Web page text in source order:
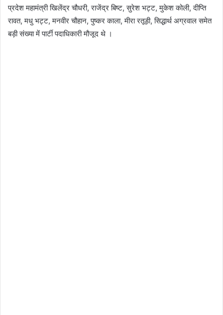
प्रदेश महामंत्री खिलेंद्र चौधरी, राजेंद्र बिष्ट, सुरेश भट्ट, मुकेश कोली, दीप्ति
रावत, मधु भट्ट, मनवीर चौहान, पुष्कर काला, मीरा रतूड़ी, सिद्धार्थ अग्रवाल समेत
बड़ी संख्या में पार्टी पदाधिकारी मौजूद थे ।